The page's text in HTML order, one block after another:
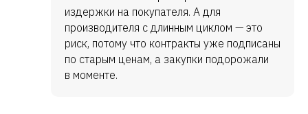
издержки на покупателя. А для
производителя с длинным циклом — это
риск, потому что контракты уже подписаны
по старым ценам, а закупки подорожали
в моменте.